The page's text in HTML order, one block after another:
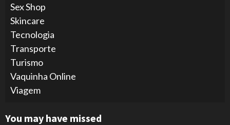
Sex Shop
Skincare
Tecnologia
Transporte
Turismo
Vaquinha Online
Viagem
You may have missed